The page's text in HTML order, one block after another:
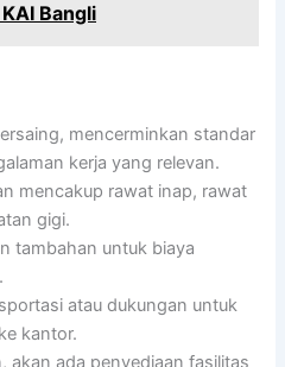
Bangli
mencerminkan standar
kerja yang relevan.
mencakup rawat inap, rawat
gigi.
tambahan untuk biaya
atau dukungan untuk
kantor.
akan ada penyediaan fasilitas